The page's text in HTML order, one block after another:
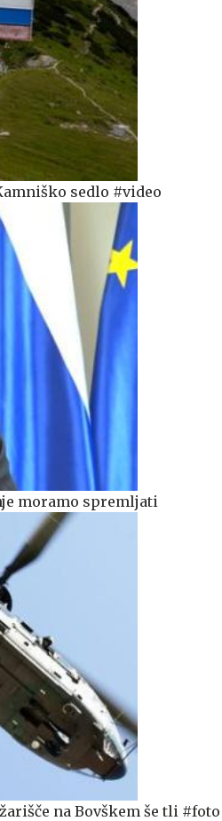
sedlo #video
moramo spremljati
na Bovškem še tli #foto